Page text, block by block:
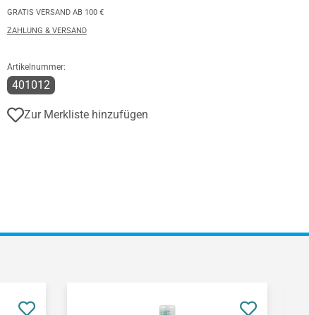
GRATIS VERSAND AB 100 €
ZAHLUNG & VERSAND
Artikelnummer:
401012
Zur Merkliste hinzufügen